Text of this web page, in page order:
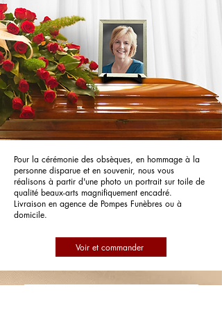
Pour la cérémonie des obsèques, en hommage à la
personne disparue et en souvenir, nous vous
réalisons à partir d'une photo un portrait sur toile de
qualité beaux-arts magnifiquement encadré.
Livraison en agence de Pompes Funèbres ou à
domicile.
Voir et commander